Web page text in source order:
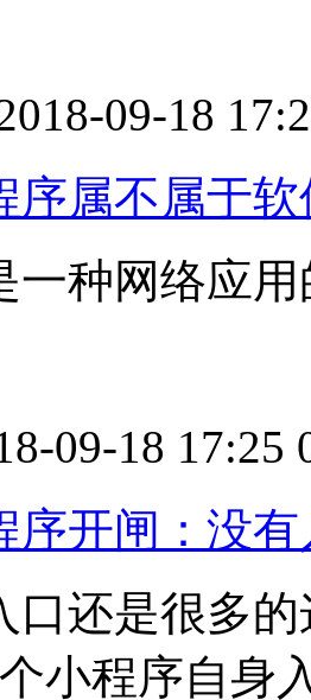
09-18
序属不属于
一种网络应
09-18 17:25
序开闸：没
口还是很多
小程序自身